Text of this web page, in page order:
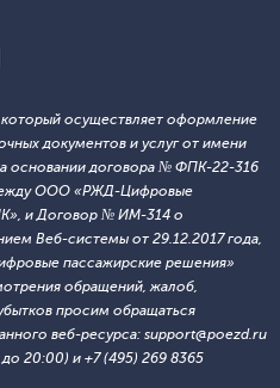
который осуществляет оформление
документов и услуг от имени
основании договора № ФПК-22-316
ООО «РЖД-Цифровые
и Договор № ИМ-314 о
Веб-системы от 29.12.2017 года,
пассажирские решения»
обращений, жалоб,
просим обращаться
веб-ресурса: support@poezd.ru
20:00) и +7 (495) 269 8365